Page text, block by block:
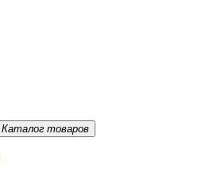
Каталог товаров